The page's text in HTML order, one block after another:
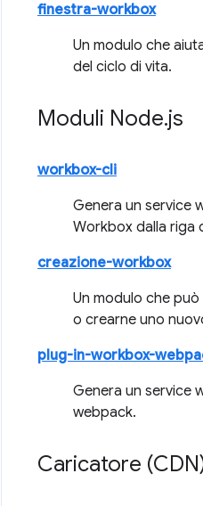
finestra-workbox
Un modulo che
del ciclo di vita.
Moduli Node.js
workbox-cli
Genera un service
Workbox dalla riga
creazione-workbox
Un modulo che
o crearne uno
plug-in-workbox-
Genera un service
webpack.
Caricatore